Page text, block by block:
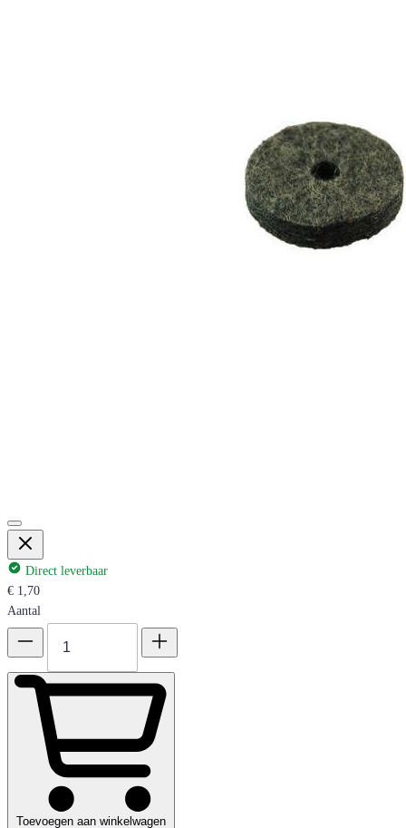
Direct leverbaar
€ 1,70
Aantal
Toevoegen aan winkelwagen